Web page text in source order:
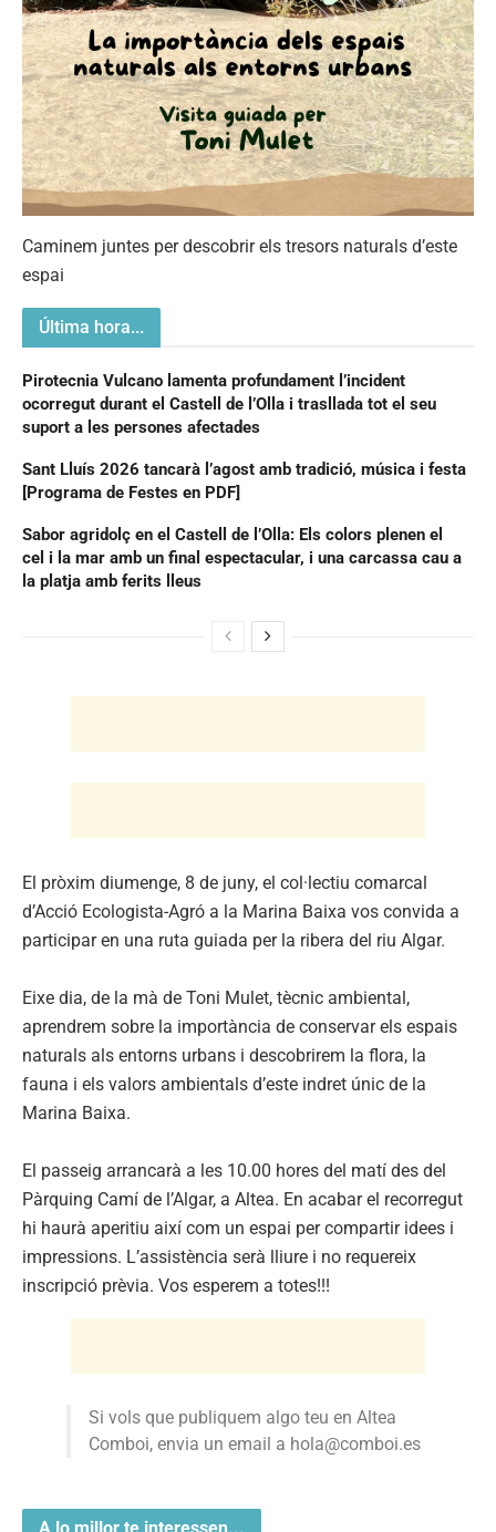
Caminem juntes per descobrir els tresors naturals d’este
espai
Última hora...
Pirotecnia Vulcano lamenta profundament l’incident
ocorregut durant el Castell de l’Olla i trasllada tot el seu
suport a les persones afectades
Sant Lluís 2026 tancarà l’agost amb tradició, música i festa
[Programa de Festes en PDF]
Sabor agridolç en el Castell de l’Olla: Els colors plenen el
cel i la mar amb un final espectacular, i una carcassa cau a
la platja amb ferits lleus
El pròxim diumenge, 8 de juny, el col·lectiu comarcal
d’Acció Ecologista-Agró a la Marina Baixa vos convida a
participar en una ruta guiada per la ribera del riu Algar.
Eixe dia, de la mà de Toni Mulet, tècnic ambiental,
aprendrem sobre la importància de conservar els espais
naturals als entorns urbans i descobrirem la flora, la
fauna i els valors ambientals d’este indret únic de la
Marina Baixa.
El passeig arrancarà a les 10.00 hores del matí des del
Pàrquing Camí de l’Algar, a Altea. En acabar el recorregut
hi haurà aperitiu així com un espai per compartir idees i
impressions. L’assistència serà lliure i no requereix
inscripció prèvia. Vos esperem a totes!!!
Si vols que publiquem algo teu en Altea
Comboi, envia un email a hola@comboi.es